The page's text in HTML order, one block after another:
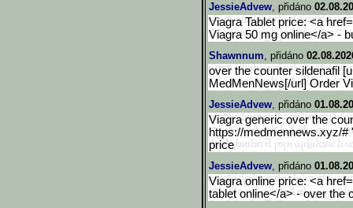
JessieAdvew, přidáno
Viagra Tablet price: <a
Viagra 50 mg online</a> -
Shawnnum, přidáno
over the counter sildenafil
MedMenNews[/url] Order
JessieAdvew, přidáno
Viagra generic over the
https://medmennews.xyz/
price
JessieAdvew, přidáno
Viagra online price: <a
tablet online</a> - over the